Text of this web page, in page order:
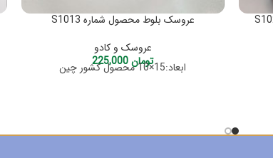
عروسک بلوط محصول شماره S1013
عروسک و کادو
تومان225,000 ابعاد:15×10 محصول کشور چین